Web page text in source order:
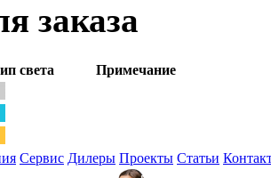
заказа
света
Примечание
Сервис Дилеры Проекты Статьи